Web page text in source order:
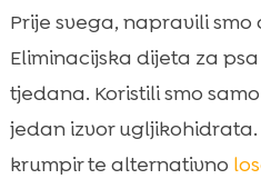
Prije svega, napravili
Eliminacijska dijeta za
tjedana. Koristili smo
jedan izvor
krumpir te alternativno